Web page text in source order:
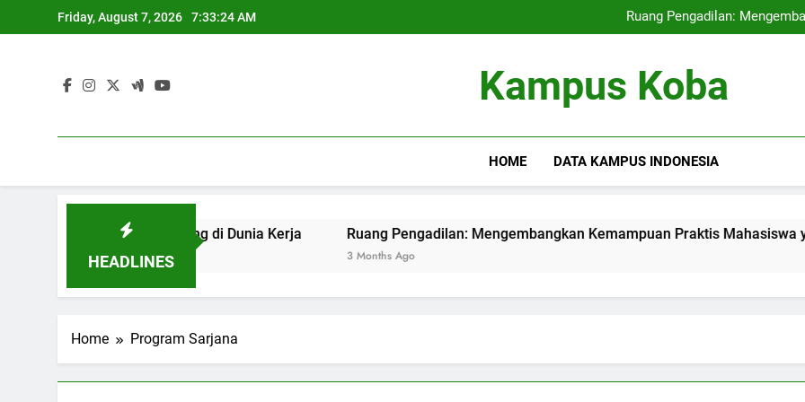
to
Friday, August 7, 2026 7:33:24 AM
Ruang Pengadilan:
Pendidikan Hybrid:
Ruang Pengadilan:
Pendidikan Hybrid:
Kampus Koba
HOME DATA KAMPUS INDONESIA
HEADLINES
yang Berdaya Saing di Dunia Kerja Ruang Pengadilan: Mengembangkan Kemampuan Praktis Mahasiswa yang
3 Months Ago
Home Program Sarjana